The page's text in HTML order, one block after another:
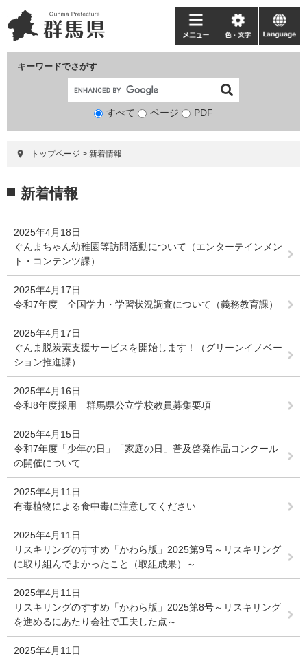
ー
ジ
ニ
ュ
て
キーワードでさがす
検
すべて ページ PDF
メ
ニ
ー
色・
文
language
トップページ > 新着情報
文 新着情報
2025年4月18日
ぐんまちゃん幼稚園等訪問活動について（エンターテインメン
ト・コンテンツ課）
2025年4月17日
令和7年度 全国学力・学習状況調査について（義務教育課）
2025年4月17日
ぐんま脱炭素支援サービスを開始します！（グリーンイノベー
ション推進課）
2025年4月16日
令和8年度採用 群馬県公立学校教員募集要項
2025年4月15日
令和7年度「少年の日」「家庭の日」普及啓発作品コンクール
の開催について
2025年4月11日
有毒植物による食中毒に注意してください
2025年4月11日
リスキリングのすすめ「かわら版」2025第9号～リスキリング
に取り組んでよかったこと（取組成果）～
2025年4月11日
リスキリングのすすめ「かわら版」2025第8号～リスキリング
を進めるにあたり会社で工夫した点～
2025年4月11日